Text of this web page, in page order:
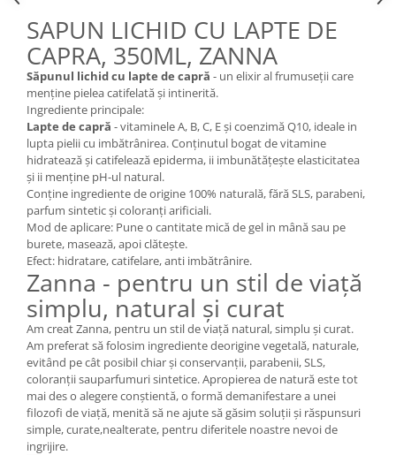
SAPUN LICHID CU LAPTE DE
CAPRA, 350ML, ZANNA
Săpunul lichid cu lapte de capră - un elixir al frumuseţii care
menține pielea catifelată și intinerită.
Ingrediente principale:
Lapte de capră - vitaminele A, B, C, E şi coenzimă Q10, ideale in
lupta pielii cu imbătrânirea. Conţinutul bogat de vitamine
hidratează şi catifelează epiderma, ii imbunătăţeşte elasticitatea
şi ii menţine pH-ul natural.
Conține ingrediente de origine 100% naturală, fără SLS, parabeni,
parfum sintetic și coloranți arificiali.
Mod de aplicare: Pune o cantitate mică de gel in mână sau pe
burete, masează, apoi clăteşte.
Efect: hidratare, catifelare, anti imbătrânire.
Zanna - pentru un stil de viață
simplu, natural și curat
Am creat Zanna, pentru un stil de viață natural, simplu și curat.
Am preferat să folosim ingrediente deorigine vegetală, naturale,
evitând pe cât posibil chiar și conservanții, parabenii, SLS,
coloranții sauparfumuri sintetice. Apropierea de natură este tot
mai des o alegere conştientă, o formă demanifestare a unei
filozofi de viaţă, menită să ne ajute să găsim soluţii şi răspunsuri
simple, curate,nealterate, pentru diferitele noastre nevoi de
ingrijire.